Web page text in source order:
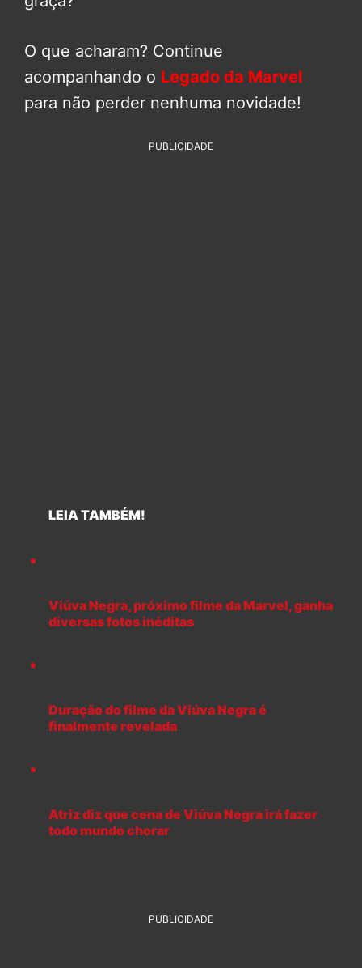
O que acharam? Continue
acompanhando o Legado da Marvel
para não perder nenhuma novidade!
PUBLICIDADE
LEIA TAMBÉM!
Viúva Negra, próximo filme da Marvel, ganha
diversas fotos inéditas
Duração do filme da Viúva Negra é
finalmente revelada
Atriz diz que cena de Viúva Negra irá fazer
todo mundo chorar
PUBLICIDADE